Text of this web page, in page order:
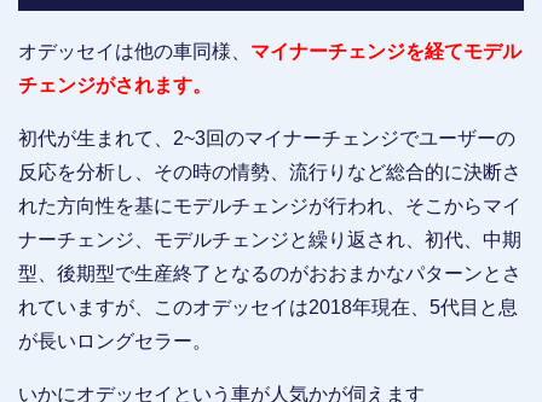
オデッセイは他の車同様、 マイナーチェンジを経てモデル
チェンジがされます。
初代が生まれて、2~3回のマイナーチェンジでユーザーの
反応を分析し、その時の情勢、流行りなど総合的に決断さ
れた方向性を基にモデルチェンジが行われ、そこからマイ
ナーチェンジ、モデルチェンジと繰り返され、初代、中期
型、後期型で生産終了となるのがおおまかなパターンとさ
れていますが、このオデッセイは2018年現在、5代目と息
が長いロングセラー。
いかにオデッセイという車が人気かが伺えます